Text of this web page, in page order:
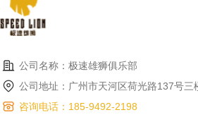
公司名称：极速雄狮俱乐部
公司地址：广州市天河区荷光路137号三
咨询电话：185-9492-2198